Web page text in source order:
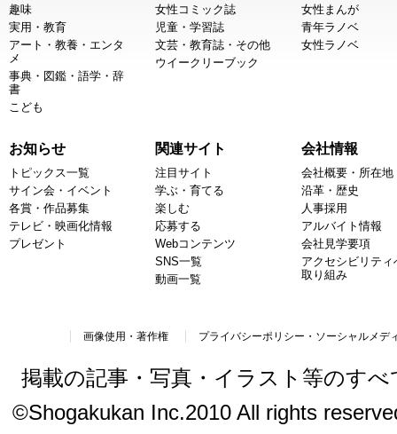
趣味
実用・教育
アート・教養・エンタ
メ
事典・図鑑・語学・辞
書
こども
女性コミック誌
児童・学習誌
文芸・教育誌・その他
ウイークリーブック
女性まんが
青年ラノベ
女性ラノベ
お知らせ
トピックス一覧
サイン会・イベント
各賞・作品募集
テレビ・映画化情報
プレゼント
関連サイト
注目サイト
学ぶ・育てる
楽しむ
応募する
Webコンテンツ
SNS一覧
動画一覧
会社情報
会社概要・所在地
沿革・歴史
人事採用
アルバイト情報
会社見学要項
アクセシビリティ
取り組み
画像使用・著作権 プライバシーポリシー・ソーシャルメデ
掲載の記事・写真・イラスト等のす
©Shogakukan Inc.2010 All rights